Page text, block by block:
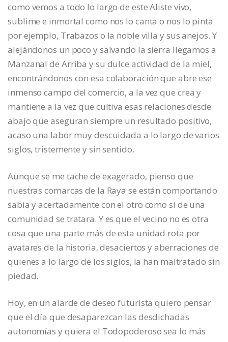
como vemos a todo lo largo de este Aliste vivo,
sublime e inmortal como nos lo canta o nos lo pinta
por ejemplo, Trabazos o la noble villa y sus anejos. Y
alejándonos un poco y salvando la sierra llegamos a
Manzanal de Arriba y su dulce actividad de la miel,
encontrándonos con esa colaboración que abre ese
inmenso campo del comercio, a la vez que crea y
mantiene a la vez que cultiva esas relaciones desde
abajo que aseguran siempre un resultado positivo,
acaso una labor muy descuidada a lo largo de varios
siglos, tristemente y sin sentido.
Aunque se me tache de exagerado, pienso que
nuestras comarcas de la Raya se están comportando
sabia y acertadamente con el otro como si de una
comunidad se tratara. Y es que el vecino no es otra
cosa que una parte más de esta unidad rota por
avatares de la historia, desaciertos y aberraciones de
quienes a lo largo de los siglos, la han maltratado sin
piedad.
Hoy, en un alarde de deseo futurista quiero pensar
que el día que desaparezcan las desdichadas
autonomías y quiera el Todopoderoso sea lo más